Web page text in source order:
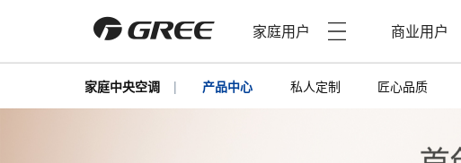
家庭用户 商业用户
家庭中央空调 | 产品中心 私人定制 匠心品质